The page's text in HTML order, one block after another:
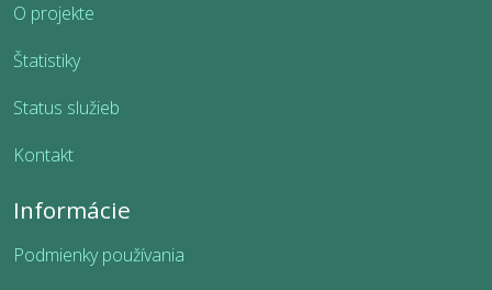
O projekte
Štatistiky
Status služieb
Kontakt
Informácie
Podmienky používania